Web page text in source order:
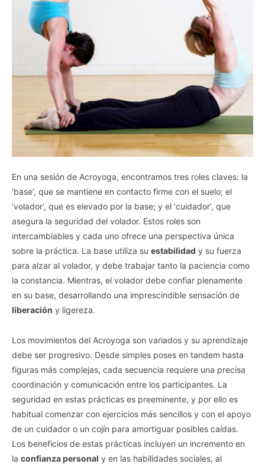
En una sesión de Acroyoga, encontramos tres roles claves: la
‘base’, que se mantiene en contacto firme con el suelo; el
‘volador’, que es elevado por la base; y el ‘cuidador’, que
asegura la seguridad del volador. Estos roles son
intercambiables y cada uno ofrece una perspectiva única
sobre la práctica. La base utiliza su estabilidad y su fuerza
para alzar al volador, y debe trabajar tanto la paciencia como
la constancia. Mientras, el volador debe confiar plenamente
en su base, desarrollando una imprescindible sensación de
liberación y ligereza.
Los movimientos del Acroyoga son variados y su aprendizaje
debe ser progresivo. Desde simples poses en tandem hasta
figuras más complejas, cada secuencia requiere una precisa
coordinación y comunicación entre los participantes. La
seguridad en estas prácticas es preeminente, y por ello es
habitual comenzar con ejercicios más sencillos y con el apoyo
de un cuidador o un cojín para amortiguar posibles caídas.
Los beneficios de estas prácticas incluyen un incremento en
la confianza personal y en las habilidades sociales, al